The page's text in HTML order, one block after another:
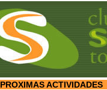
PROXIMAS ACTIVIDADES